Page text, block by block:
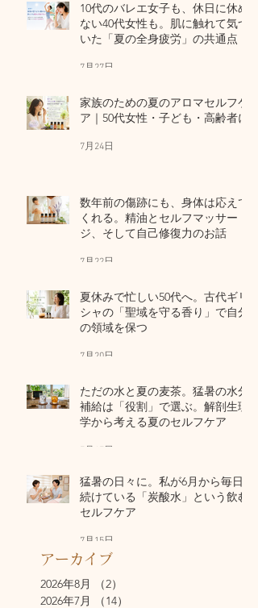
10代のバレエ女子も、休日に休め
ない40代女性も。肌に触れて気づ
いた「夏の全身疲労」の共通点
7月27日
家族のための夏のアロマセルフケ
ア｜50代女性・子ども・高齢者に
7月24日
数年前の傷跡にも、身体は応えて
くれる。精油とセルフマッサー
ジ、そして自己修復力のお話
7月22日
夏休みで忙しい50代へ。古代ギリ
シャの「聖域を守る香り」で自分
の領域を保つ
7月20日
ただの水と夏の麦茶。猛暑の水分
補給は「役割」で選ぶ。解剖生理
学から考える夏のセルフケア
7月17日
猛暑の日々に。私が6月から毎日
続けている「炭酸水」という飲む
セルフケア
7月15日
アーカイブ
2026年8月
（2）
2026年7月
（14）